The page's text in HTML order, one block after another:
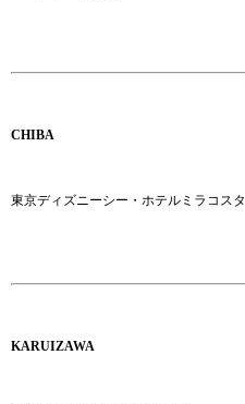
CHIBA
東京ディズニーシー・ホテルミラコスタ
KARUIZAWA